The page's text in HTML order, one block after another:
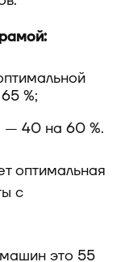
%;
— 40 на 60 %.
оптимальная
с
это 55